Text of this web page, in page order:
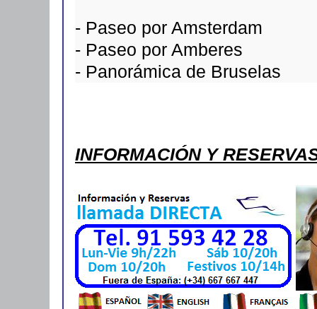
- Paseo por Amsterdam
- Paseo por Amberes
- Panorámica de Bruselas
INFORMACIÓN Y